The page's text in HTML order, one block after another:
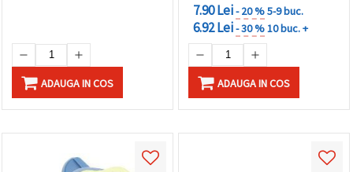
ADAUGA IN COS
7.90 Lei- 20 %5-9 buc.
6.92 Lei- 30 %10 buc. +
ADAUGA IN COS